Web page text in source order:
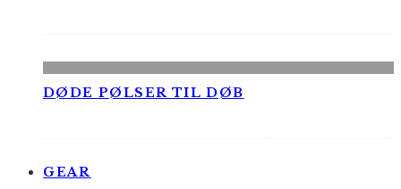
DØDE PØLSER TIL DØB
GEAR